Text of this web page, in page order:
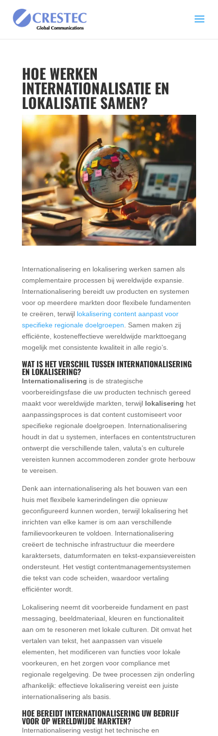
HOE WERKEN
INTERNATIONALISATIE EN
LOKALISATIE SAMEN?
Internationalisering en lokalisering werken samen als
complementaire processen bij wereldwijde expansie.
Internationalisering bereidt uw producten en systemen
voor op meerdere markten door flexibele fundamenten
te creëren, terwijl lokalisering content aanpast voor
specifieke regionale doelgroepen . Samen maken zij
efficiënte, kosteneffectieve wereldwijde markttoegang
mogelijk met consistente kwaliteit in alle regio’s.
WAT IS HET VERSCHIL TUSSEN INTERNATIONALISERING
EN LOKALISERING?
Internationalisering is de strategische
voorbereidingsfase die uw producten technisch gereed
maakt voor wereldwijde markten, terwijl lokalisering het
aanpassingsproces is dat content customiseert voor
specifieke regionale doelgroepen. Internationalisering
houdt in dat u systemen, interfaces en contentstructuren
ontwerpt die verschillende talen, valuta’s en culturele
vereisten kunnen accommoderen zonder grote herbouw
te vereisen.
Denk aan internationalisering als het bouwen van een
huis met flexibele kamerindelingen die opnieuw
geconfigureerd kunnen worden, terwijl lokalisering het
inrichten van elke kamer is om aan verschillende
familievoorkeuren te voldoen. Internationalisering
creëert de technische infrastructuur die meerdere
karaktersets, datumformaten en tekst-expansievereisten
ondersteunt. Het vestigt contentmanagementsystemen
die tekst van code scheiden, waardoor vertaling
efficiënter wordt.
Lokalisering neemt dit voorbereide fundament en past
messaging, beeldmateriaal, kleuren en functionaliteit
aan om te resoneren met lokale culturen. Dit omvat het
vertalen van tekst, het aanpassen van visuele
elementen, het modificeren van functies voor lokale
voorkeuren, en het zorgen voor compliance met
regionale regelgeving. De twee processen zijn onderling
afhankelijk: effectieve lokalisering vereist een juiste
internationalisering als basis.
HOE BEREIDT INTERNATIONALISERING UW BEDRIJF
VOOR OP WERELDWIJDE MARKTEN?
Internationalisering vestigt het technische en